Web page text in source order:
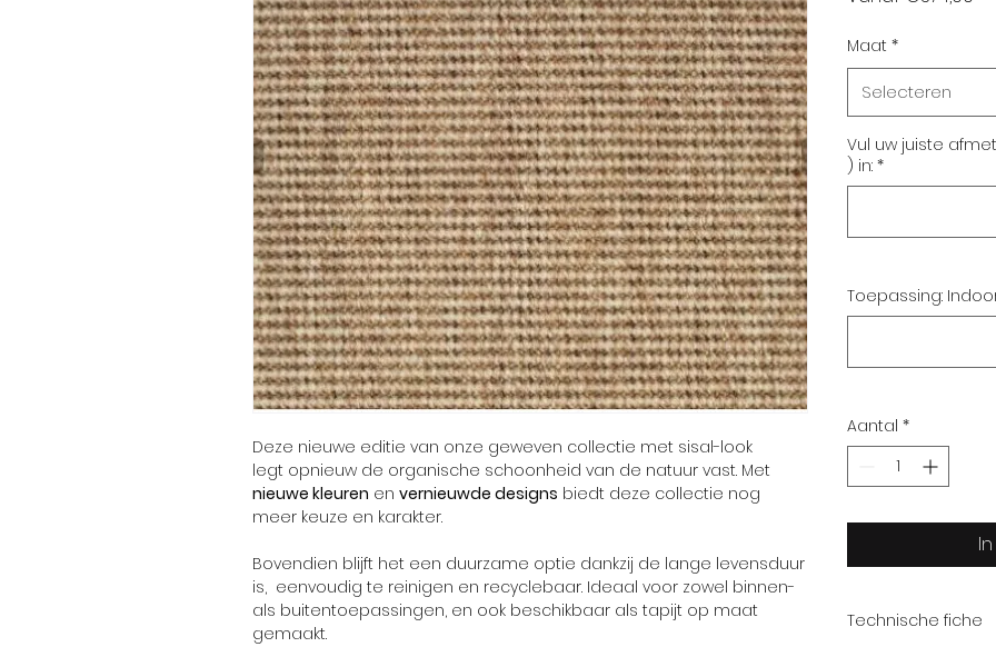
Deze nieuwe editie van onze geweven collectie met sisal-look
legt opnieuw de organische schoonheid van de natuur vast. Met
nieuwe kleuren en vernieuwde designs biedt deze collectie nog
meer keuze en karakter.
Bovendien blijft het een duurzame optie dankzij de lange levensduur
is, eenvoudig te reinigen en recyclebaar. Ideaal voor zowel binnen-
als buitentoepassingen, en ook beschikbaar als tapijt op maat
gemaakt.
Maat *
Selecteren
Vul uw juiste
) in: *
Toepassing:
Aantal *
Technische fiche